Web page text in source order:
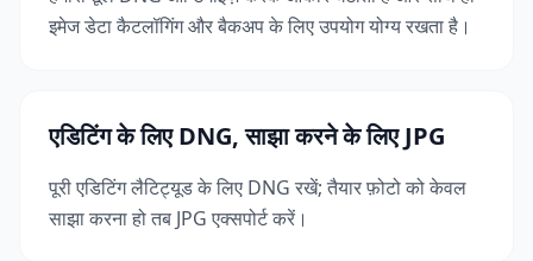
इमेज डेटा कैटलॉगिंग और बैकअप के लिए उपयोग योग्य रखता है।
एडिटिंग के लिए DNG, साझा करने के लिए JPG
पूरी एडिटिंग लैटिट्यूड के लिए DNG रखें; तैयार फ़ोटो को केवल
साझा करना हो तब JPG एक्सपोर्ट करें।